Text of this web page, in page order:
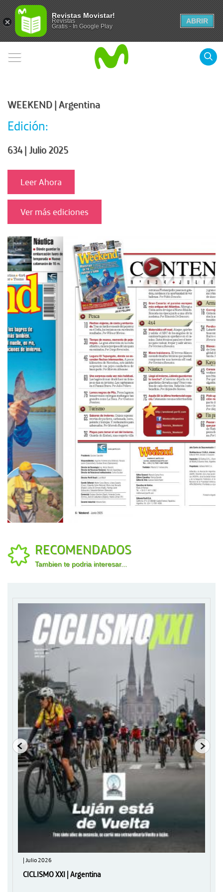
WEEKEND | Argentina
Edición:
634 | Julio 2025
Leer Ahora
Ver más ediciones
RECOMENDADOS
Tambien te podria interesar...
| Julio 2026
CICLISMO XXI | Argentina
Revistas Movistar!
Revistas
Gratis - In Google Play
ABRIR